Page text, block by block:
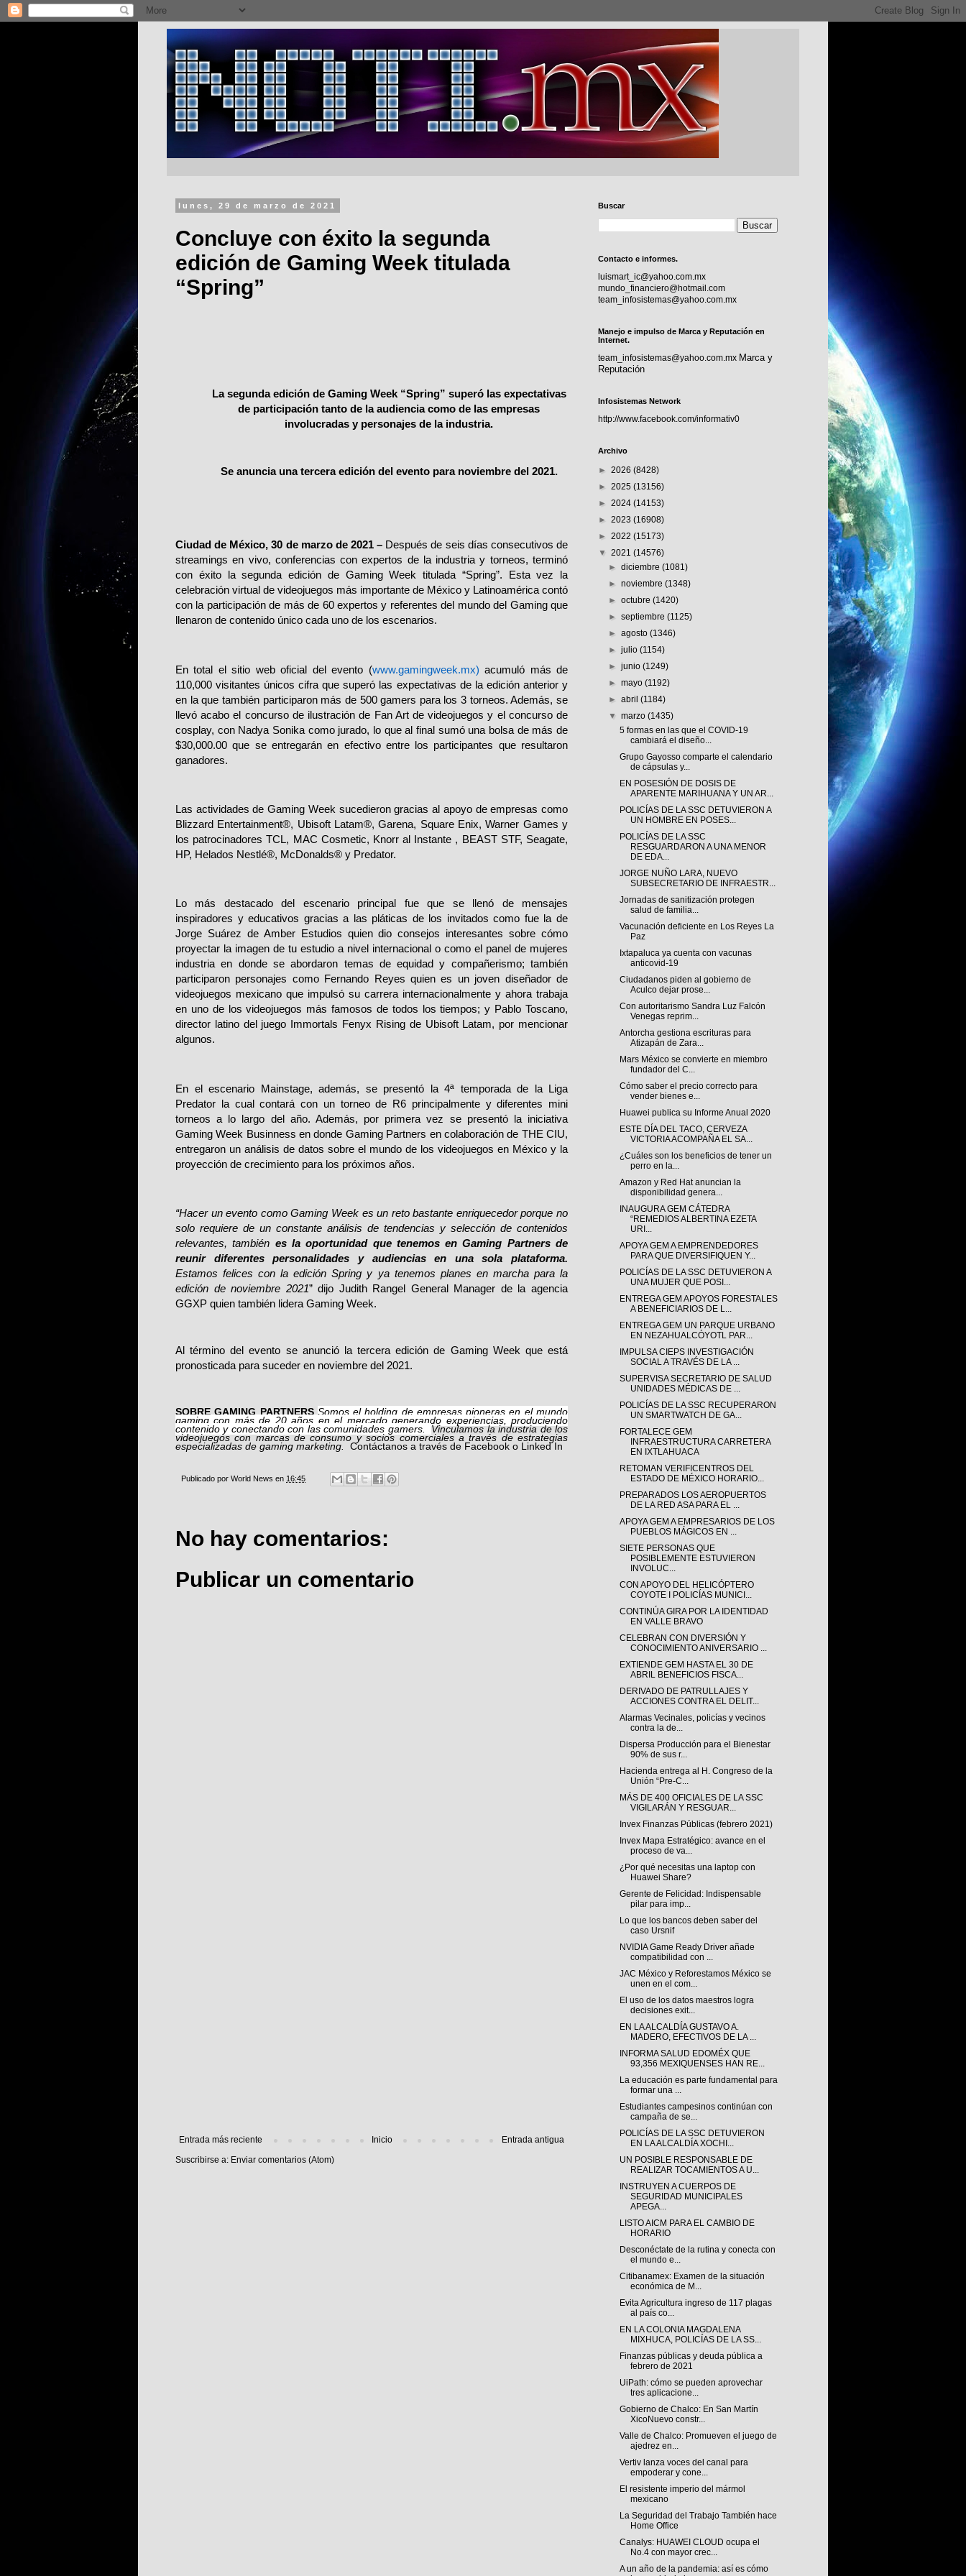
lunes, 29 de marzo de 2021
Concluye con éxito la segunda
edición de Gaming Week titulada
“Spring”
La segunda edición de Gaming Week “Spring” superó las expectativas
de participación tanto de la audiencia como de las empresas
involucradas y personajes de la industria.
Se anuncia una tercera edición del evento para noviembre del 2021.
Ciudad de México, 30 de marzo de 2021 – Después de seis días consecutivos de
streamings en vivo, conferencias con expertos de la industria y torneos, terminó
con éxito la segunda edición de Gaming Week titulada “Spring”. Esta vez la
celebración virtual de videojuegos más importante de México y Latinoamérica contó
con la participación de más de 60 expertos y referentes del mundo del Gaming que
llenaron de contenido único cada uno de los escenarios.
En total el sitio web oficial del evento (www.gamingweek.mx)acumuló más de
110,000 visitantes únicos cifra que superó las expectativas de la edición anterior y
en la que también participaron más de 500 gamers para los 3 torneos. Además, se
llevó acabo el concurso de ilustración de Fan Art de videojuegos y el concurso de
cosplay, con Nadya Sonika como jurado, lo que al final sumó una bolsa de más de
$30,000.00 que se entregarán en efectivo entre los participantes que resultaron
ganadores.
Las actividades de Gaming Week sucedieron gracias al apoyo de empresas como
Blizzard Entertainment®, Ubisoft Latam®, Garena, Square Enix, Warner Games y
los patrocinadores TCL, MAC Cosmetic, Knorr al Instante , BEAST STF, Seagate,
HP, Helados Nestlé®, McDonalds® y Predator.
Lo más destacado del escenario principal fue que se llenó de mensajes
inspiradores y educativos gracias a las pláticas de los invitados como fue la de
Jorge Suárez de Amber Estudios quien dio consejos interesantes sobre cómo
proyectar la imagen de tu estudio a nivel internacional o como el panel de mujeres
industria en donde se abordaron temas de equidad y compañerismo; también
participaron personajes como Fernando Reyes quien es un joven diseñador de
videojuegos mexicano que impulsó su carrera internacionalmente y ahora trabaja
en uno de los videojuegos más famosos de todos los tiempos; y Pablo Toscano,
director latino del juego Immortals Fenyx Rising de Ubisoft Latam, por mencionar
algunos.
En el escenario Mainstage, además, se presentó la 4ª temporada de la Liga
Predator la cual contará con un torneo de R6 principalmente y diferentes mini
torneos a lo largo del año. Además, por primera vez se presentó la iniciativa
Gaming Week Businness en donde Gaming Partners en colaboración de THE CIU,
entregaron un análisis de datos sobre el mundo de los videojuegos en México y la
proyección de crecimiento para los próximos años.
“Hacer un evento como Gaming Week es un reto bastante enriquecedor porque no
solo requiere de un constante análisis de tendencias y selección de contenidos
relevantes, también es la oportunidad que tenemos en Gaming Partners de
reunir diferentes personalidades y audiencias en una sola plataforma.
Estamos felices con la edición Spring y ya tenemos planes en marcha para la
edición de noviembre 2021” dijo Judith Rangel General Manager de la agencia
GGXP quien también lidera Gaming Week.
Al término del evento se anunció la tercera edición de Gaming Week que está
pronosticada para suceder en noviembre del 2021.
SOBRE GAMING PARTNERS Somos el holding de empresas pioneras en el mundo
gaming con más de 20 años en el mercado generando experiencias, produciendo
contenido y conectando con las comunidades gamers.Vinculamos la industria de los
videojuegos con marcas de consumo y socios comerciales a través de estrategias
especializadas de gaming marketing. Contáctanos a través de Facebook o Linked In
Publicado por World News en 16:45
No hay comentarios:
Publicar un comentario
Entrada más reciente Entrada antigua
Inicio
Suscribirse a: Enviar comentarios (Atom)
Buscar
Contacto e informes.
luismart_ic@yahoo.com.mx
mundo_financiero@hotmail.com
team_infosistemas@yahoo.com.mx
Manejo e impulso de Marca y Reputación en
Internet.
team_infosistemas@yahoo.com.mx Marca y
Reputación
Infosistemas Network
http://www.facebook.com/informativ0
Archivo
► 2026 (8428)
► 2025 (13156)
► 2024 (14153)
► 2023 (16908)
► 2022 (15173)
▼ 2021 (14576)
►diciembre(1081)
►noviembre(1348)
►octubre(1420)
►septiembre(1125)
►agosto(1346)
►julio(1154)
►junio(1249)
►mayo(1192)
►abril(1184)
▼marzo(1435)
5 formas en las que el COVID-19
cambiará el diseño...
Grupo Gayosso comparte el calendario
de cápsulas y...
EN POSESIÓN DE DOSIS DE
APARENTE MARIHUANA Y UN AR...
POLICÍAS DE LA SSC DETUVIERON A
UN HOMBRE EN POSES...
POLICÍAS DE LA SSC
RESGUARDARON A UNA MENOR
DE EDA...
JORGE NUÑO LARA, NUEVO
SUBSECRETARIO DE INFRAESTR...
Jornadas de sanitización protegen
salud de familia...
Vacunación deficiente en Los Reyes La
Paz
Ixtapaluca ya cuenta con vacunas
anticovid-19
Ciudadanos piden al gobierno de
Aculco dejar prose...
Con autoritarismo Sandra Luz Falcón
Venegas reprim...
Antorcha gestiona escrituras para
Atizapán de Zara...
Mars México se convierte en miembro
fundador del C...
Cómo saber el precio correcto para
vender bienes e...
Huawei publica su Informe Anual 2020
ESTE DÍA DEL TACO, CERVEZA
VICTORIA ACOMPAÑA EL SA...
¿Cuáles son los beneficios de tener un
perro en la...
Amazon y Red Hat anuncian la
disponibilidad genera...
INAUGURA GEM CÁTEDRA
“REMEDIOS ALBERTINA EZETA
URI...
APOYA GEM A EMPRENDEDORES
PARA QUE DIVERSIFIQUEN Y...
POLICÍAS DE LA SSC DETUVIERON A
UNA MUJER QUE POSI...
ENTREGA GEM APOYOS FORESTALES
A BENEFICIARIOS DE L...
ENTREGA GEM UN PARQUE URBANO
EN NEZAHUALCÓYOTL PAR...
IMPULSA CIEPS INVESTIGACIÓN
SOCIAL A TRAVÉS DE LA ...
SUPERVISA SECRETARIO DE SALUD
UNIDADES MÉDICAS DE ...
POLICÍAS DE LA SSC RECUPERARON
UN SMARTWATCH DE GA...
FORTALECE GEM
INFRAESTRUCTURA CARRETERA
EN IXTLAHUACA
RETOMAN VERIFICENTROS DEL
ESTADO DE MÉXICO HORARIO...
PREPARADOS LOS AEROPUERTOS
DE LA RED ASA PARA EL ...
APOYA GEM A EMPRESARIOS DE LOS
PUEBLOS MÁGICOS EN ...
SIETE PERSONAS QUE
POSIBLEMENTE ESTUVIERON
INVOLUC...
CON APOYO DEL HELICÓPTERO
COYOTE I POLICÍAS MUNICI...
CONTINÚA GIRA POR LA IDENTIDAD
EN VALLE BRAVO
CELEBRAN CON DIVERSIÓN Y
CONOCIMIENTO ANIVERSARIO ...
EXTIENDE GEM HASTA EL 30 DE
ABRIL BENEFICIOS FISCA...
DERIVADO DE PATRULLAJES Y
ACCIONES CONTRA EL DELIT...
Alarmas Vecinales, policías y vecinos
contra la de...
Dispersa Producción para el Bienestar
90% de sus r...
Hacienda entrega al H. Congreso de la
Unión “Pre-C...
MÁS DE 400 OFICIALES DE LA SSC
VIGILARÁN Y RESGUAR...
Invex Finanzas Públicas (febrero 2021)
Invex Mapa Estratégico: avance en el
proceso de va...
¿Por qué necesitas una laptop con
Huawei Share?
Gerente de Felicidad: Indispensable
pilar para imp...
Lo que los bancos deben saber del
caso Ursnif
NVIDIA Game Ready Driver añade
compatibilidad con ...
JAC México y Reforestamos México se
unen en el com...
El uso de los datos maestros logra
decisiones exit...
EN LA ALCALDÍA GUSTAVO A.
MADERO, EFECTIVOS DE LA ...
INFORMA SALUD EDOMÉX QUE
93,356 MEXIQUENSES HAN RE...
La educación es parte fundamental para
formar una ...
Estudiantes campesinos continúan con
campaña de se...
POLICÍAS DE LA SSC DETUVIERON
EN LA ALCALDÍA XOCHI...
UN POSIBLE RESPONSABLE DE
REALIZAR TOCAMIENTOS A U...
INSTRUYEN A CUERPOS DE
SEGURIDAD MUNICIPALES
APEGA...
LISTO AICM PARA EL CAMBIO DE
HORARIO
Desconéctate de la rutina y conecta con
el mundo e...
Citibanamex: Examen de la situación
económica de M...
Evita Agricultura ingreso de 117 plagas
al país co...
EN LA COLONIA MAGDALENA
MIXHUCA, POLICÍAS DE LA SS...
Finanzas públicas y deuda pública a
febrero de 2021
UiPath: cómo se pueden aprovechar
tres aplicacione...
Gobierno de Chalco: En San Martín
XicoNuevo constr...
Valle de Chalco: Promueven el juego de
ajedrez en...
Vertiv lanza voces del canal para
empoderar y cone...
El resistente imperio del mármol
mexicano
La Seguridad del Trabajo También hace
Home Office
Canalys: HUAWEI CLOUD ocupa el
No.4 con mayor crec...
A un año de la pandemia: así es cómo